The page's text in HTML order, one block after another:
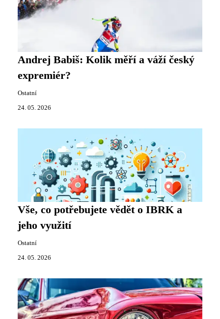
Andrej Babiš: Kolik měří a váží český
expremiér?
Ostatní
24. 05. 2026
Vše, co potřebujete vědět o IBRK a
jeho využití
Ostatní
24. 05. 2026